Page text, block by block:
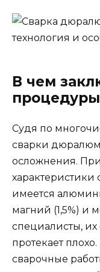
В чем
Судя по
сварки
осложнения.
характеристики
имеется
магний (1,5%) и
специалисты,
протекает
сварочные